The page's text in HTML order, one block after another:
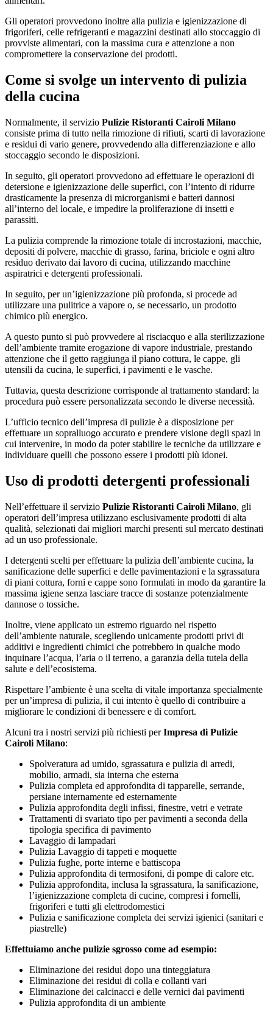
Gli operatori provvedono inoltre alla pulizia e igienizzazione di
frigoriferi, celle refrigeranti e magazzini destinati allo stoccaggio di
provviste alimentari, con la massima cura e attenzione a non
compromettere la conservazione dei prodotti.
Come si svolge un intervento di pulizia
della cucina
Normalmente, il servizio Pulizie Ristoranti Cairoli Milano
consiste prima di tutto nella rimozione di rifiuti, scarti di lavorazione
e residui di vario genere, provvedendo alla differenziazione e allo
stoccaggio secondo le disposizioni.
In seguito, gli operatori provvedono ad effettuare le operazioni di
detersione e igienizzazione delle superfici, con l’intento di ridurre
drasticamente la presenza di microrganismi e batteri dannosi
all’interno del locale, e impedire la proliferazione di insetti e
parassiti.
La pulizia comprende la rimozione totale di incrostazioni, macchie,
depositi di polvere, macchie di grasso, farina, briciole e ogni altro
residuo derivato dai lavoro di cucina, utilizzando macchine
aspiratrici e detergenti professionali.
In seguito, per un’igienizzazione più profonda, si procede ad
utilizzare una pulitrice a vapore o, se necessario, un prodotto
chimico più energico.
A questo punto si può provvedere al risciacquo e alla sterilizzazione
dell’ambiente tramite erogazione di vapore industriale, prestando
attenzione che il getto raggiunga il piano cottura, le cappe, gli
utensili da cucina, le superfici, i pavimenti e le vasche.
Tuttavia, questa descrizione corrisponde al trattamento standard: la
procedura può essere personalizzata secondo le diverse necessità.
L’ufficio tecnico dell’impresa di pulizie è a disposizione per
effettuare un sopralluogo accurato e prendere visione degli spazi in
cui intervenire, in modo da poter stabilire le tecniche da utilizzare e
individuare quelli che possono essere i prodotti più idonei.
Uso di prodotti detergenti professionali
Nell’effettuare il servizio Pulizie Ristoranti Cairoli Milano, gli
operatori dell’impresa utilizzano esclusivamente prodotti di alta
qualità, selezionati dai migliori marchi presenti sul mercato destinati
ad un uso professionale.
I detergenti scelti per effettuare la pulizia dell’ambiente cucina, la
sanificazione delle superfici e delle pavimentazioni e la sgrassatura
di piani cottura, forni e cappe sono formulati in modo da garantire la
massima igiene senza lasciare tracce di sostanze potenzialmente
dannose o tossiche.
Inoltre, viene applicato un estremo riguardo nel rispetto
dell’ambiente naturale, scegliendo unicamente prodotti privi di
additivi e ingredienti chimici che potrebbero in qualche modo
inquinare l’acqua, l’aria o il terreno, a garanzia della tutela della
salute e dell’ecosistema.
Rispettare l’ambiente è una scelta di vitale importanza specialmente
per un’impresa di pulizia, il cui intento è quello di contribuire a
migliorare le condizioni di benessere e di comfort.
Alcuni tra i nostri servizi più richiesti perImpresa di Pulizie
Cairoli Milano:
Spolveratura ad umido, sgrassatura e pulizia di arredi,
mobilio, armadi, sia interna che esterna
Pulizia completa ed approfondita di tapparelle, serrande,
persiane internamente ed esternamente
Pulizia approfondita degli infissi, finestre, vetri e vetrate
Trattamenti di svariato tipo per pavimenti a seconda della
tipologia specifica di pavimento
Lavaggio di lampadari
Pulizia Lavaggio di tappeti e moquette
Pulizia fughe, porte interne e battiscopa
Pulizia approfondita di termosifoni, di pompe di calore etc.
Pulizia approfondita, inclusa la sgrassatura, la sanificazione,
l’igienizzazione completa di cucine, compresi i fornelli,
frigoriferi e tutti gli elettrodomestici
Pulizia e sanificazione completa dei servizi igienici (sanitari e
piastrelle)
Effettuiamo anche pulizie sgrosso come ad esempio:
Eliminazione dei residui dopo una tinteggiatura
Eliminazione dei residui di colla e collanti vari
Eliminazione dei calcinacci e delle vernici dai pavimenti
Pulizia approfondita di un ambiente